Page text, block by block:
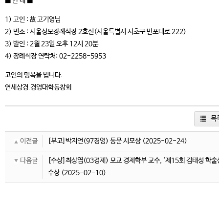
1) 고인 : 故 고기영님
2) 빈소 : 서울성모장례식장 2호실(서울특별시 서초구 반포대로 222)
3) 발인 : 2월 23일 오후 12시 20분
4) 장례식장 연락처: 02-2258-5953
고인의 명복을 빕니다.
연세상경.경영대학동창회
목
이전글 [부고]박지언(97경영) 동문 시모상(2025-02-24)
다음글
[수상]최상엽(03경제) 모교 경제학부 교수, '제15회 김태성 학술
수상(2025-02-10)